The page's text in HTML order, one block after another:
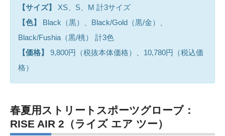
【サイズ】
XS、S、M 計3サイズ
【色】 Black（黒）、Black/Gold（黒/金）、
Black/Fushia（黒/桃） 計3色
【価格】
9,800円（税抜本体価格）、10,780円（税込価
格）
春夏用ストリートスポーツグローブ：
RISE AIR 2（ライズ エア ツー）